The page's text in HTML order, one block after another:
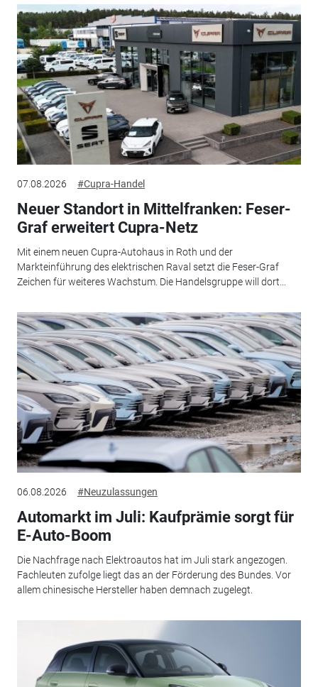
07.08.2026 #Cupra-Handel
Neuer Standort in Mittelfranken: Feser-
Graf erweitert Cupra-Netz
Mit einem neuen Cupra-Autohaus in Roth und der
Markteinführung des elektrischen Raval setzt die Feser-Graf
Zeichen für weiteres Wachstum. Die Handelsgruppe will dort...
06.08.2026 #Neuzulassungen
Automarkt im Juli: Kaufprämie sorgt für
E-Auto-Boom
Die Nachfrage nach Elektroautos hat im Juli stark angezogen.
Fachleuten zufolge liegt das an der Förderung des Bundes. Vor
allem chinesische Hersteller haben demnach zugelegt.